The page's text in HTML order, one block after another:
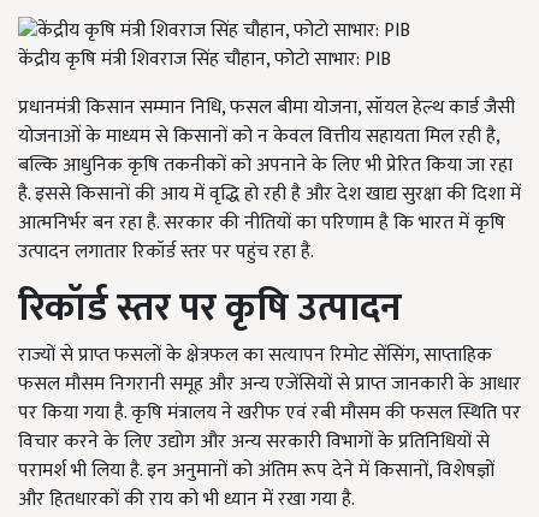
केंद्रीय कृषि मंत्री शिवराज सिंह चौहान, फोटो साभार: PIB
प्रधानमंत्री किसान सम्मान निधि, फसल बीमा योजना, सॉयल हेल्थ कार्ड जैसी
योजनाओं के माध्यम से किसानों को न केवल वित्तीय सहायता मिल रही है,
बल्कि आधुनिक कृषि तकनीकों को अपनाने के लिए भी प्रेरित किया जा रहा
है. इससे किसानों की आय में वृद्धि हो रही है और देश खाद्य सुरक्षा की दिशा में
आत्मनिर्भर बन रहा है. सरकार की नीतियों का परिणाम है कि भारत में कृषि
उत्पादन लगातार रिकॉर्ड स्तर पर पहुंच रहा है.
रिकॉर्ड स्तर पर कृषि उत्पादन
राज्यों से प्राप्त फसलों के क्षेत्रफल का सत्यापन रिमोट सेंसिंग, साप्ताहिक
फसल मौसम निगरानी समूह और अन्य एजेंसियों से प्राप्त जानकारी के आधार
पर किया गया है. कृषि मंत्रालय ने खरीफ एवं रबी मौसम की फसल स्थिति पर
विचार करने के लिए उद्योग और अन्य सरकारी विभागों के प्रतिनिधियों से
परामर्श भी लिया है. इन अनुमानों को अंतिम रूप देने में किसानों, विशेषज्ञों
और हितधारकों की राय को भी ध्यान में रखा गया है.